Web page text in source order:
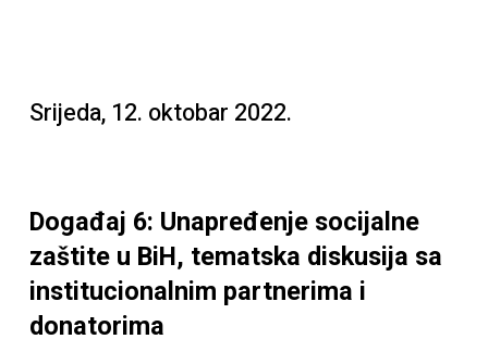
Srijeda, 12. oktobar 2022.
Događaj 6: Unapređenje socijalne
zaštite u BiH, tematska diskusija sa
institucionalnim partnerima i
donatorima